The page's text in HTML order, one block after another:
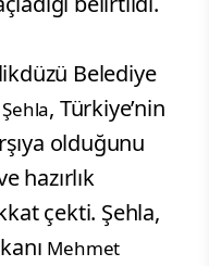
Belediye
, Türkiye’nin
olduğunu
hazırlık
çekti. Şehla,
Mehmet